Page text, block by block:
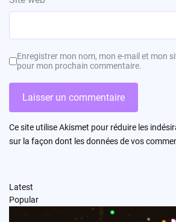
Enregistrer mon nom, mon e-mail et mon
pour mon prochain commentaire.
Ce site utilise Akismet pour réduire les
sur la façon dont les données de vos
Latest
Popular